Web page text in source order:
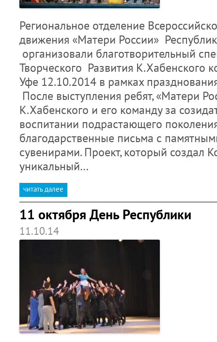
Региональное отделение
движения «Матери России»
организовали благотворительный
Творческого Развития К.Хабенского
Уфе 12.10.2014 в рамках
После выступления ребят, «Матери
К.Хабенского и его команду за
воспитании подрастающего
благодарственные письма с
сувенирами. Проект, который создал
уникальный…
читать далее
11 октября День Республики
11.10.14